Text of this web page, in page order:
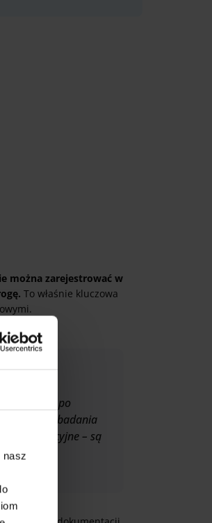
nasz
można zarejestrować w
To właśnie kluczowa
się po
badania
atrakcyjne – są